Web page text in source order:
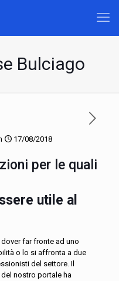
Bulciago
17/08/2018
per le quali
utile al
far fronte ad uno
o lo si affronta a due
del settore. Il
del nostro portale ha